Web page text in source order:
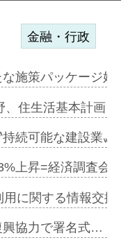
金融・行政
な施策パッケージ始
、住生活基本計画を
続可能な建設業〟
上昇=経済調査会
に関する情報交換
興協力で署名式…